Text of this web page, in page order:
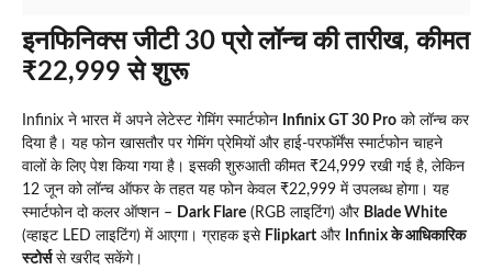
इनफिनिक्स जीटी 30 प्रो लॉन्च की तारीख, कीमत
₹22,999 से शुरू
Infinix ने भारत में अपने लेटेस्ट गेमिंग स्मार्टफोन Infinix GT 30 Pro को लॉन्च कर
दिया है। यह फोन खासतौर पर गेमिंग प्रेमियों और हाई-परफॉर्मेंस स्मार्टफोन चाहने
वालों के लिए पेश किया गया है। इसकी शुरुआती कीमत ₹24,999 रखी गई है, लेकिन
12 जून को लॉन्च ऑफर के तहत यह फोन केवल ₹22,999 में उपलब्ध होगा। यह
स्मार्टफोन दो कलर ऑप्शन – Dark Flare (RGB लाइटिंग) और Blade White
(व्हाइट LED लाइटिंग) में आएगा। ग्राहक इसे Flipkart और Infinix के आधिकारिक
स्टोर्ससे खरीद सकेंगे।